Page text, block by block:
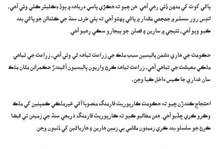
پاڻي کوٽ کي منهن ڏئي رهي آهي. هن چيو ته هڪڙي پاسي درياهه ۾ ٻوڏ ڊڪليئر ڪئي وئي آهي،
انڊس رور سسٽم ۾ جھجھي مقدار ۾ پاڻي پهتو آهي ته ٻئي طرف سنڌ جي ڪئنالن جو پاڻي بند
ڪيو ويو آهي، نتيجي ۾ سارين ۽ فصلن جو ٻيجارو سڪي رهيو آهي.
حڪومت جي هاري دشمن پاليسين سبب ملڪ جي زراعت تباهه ٿي وئي آهي، زراعت جي تباهي
ملڪي معيشت جي تباهي آهي، زراعت تباهه ڪرڻ واريون پاليسيون آڻيندڙ حڪمرانن مٿان ملڪ
سان غداري جا ڪيس داخل ڪيا وڃن،
احتجاج ڪندڙن چيو ته حڪومت ڪارپوريٽ فارمنگ منصوبا آڻي غيرملڪي ڪمپنين کي ملڪ
وڪرو ڪري ڇڏيو آهي. هنن مطالبو ڪيو ته ڪارپوريٽ فارمنگ ذريعي سنڌ جي زمينن تي قبضا
ڪرڻ جو سلسلو بند ڪري زمينون مقامي بي زمين هارين ۽ هارياڻين کي ڏنيون وڃن.